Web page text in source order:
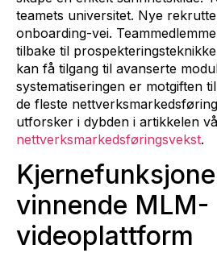
teamets universitet. Nye
onboarding-vei.
tilbake til
kan få tilgang til avanserte
systematiseringen er motgiften
de fleste
utforsker i dybden i artikkelen
nettverksmarkedsføringsvekst.
vinnende MLM-
videoplattform